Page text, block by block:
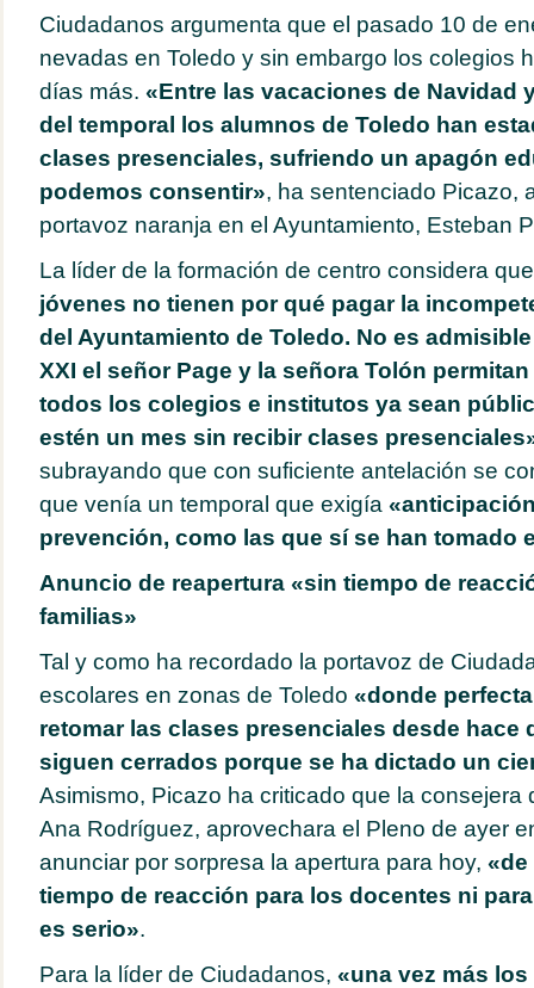
Ciudadanos argumenta que el pasado 10 de
nevadas en Toledo y sin embargo los colegios
días más. «Entre las vacaciones de Navidad
del temporal los alumnos de Toledo han
clases presenciales, sufriendo un apagón
podemos consentir», ha sentenciado Picazo,
portavoz naranja en el Ayuntamiento, Esteban
La líder de la formación de centro considera
jóvenes no tienen por qué pagar la
del Ayuntamiento de Toledo. No es
XXI el señor Page y la señora Tolón
todos los colegios e institutos ya sean
estén un mes sin recibir clases
subrayando que con suficiente antelación se
que venía un temporal que exigía
prevención, como las que sí se han tomado
Anuncio de reapertura «sin tiempo de
familias»
Tal y como ha recordado la portavoz de
escolares en zonas de Toledo «donde
retomar las clases presenciales desde hace
siguen cerrados porque se ha dictado un
Asimismo, Picazo ha criticado que la consejera
Ana Rodríguez, aprovechara el Pleno de ayer
anunciar por sorpresa la apertura para hoy, «de
tiempo de reacción para los docentes ni
es serio».
Para la líder de Ciudadanos, «una vez más los